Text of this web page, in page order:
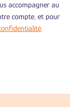
accompagner au
compte, et pour
.